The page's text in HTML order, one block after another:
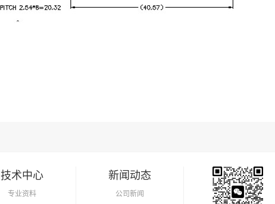
技术中心
专业资料
新闻动态
公司新闻